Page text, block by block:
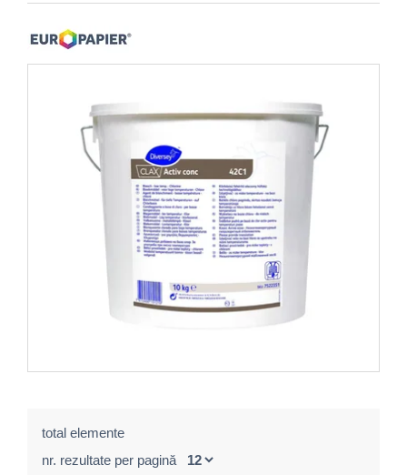
total elemente
nr. rezultate per pagină